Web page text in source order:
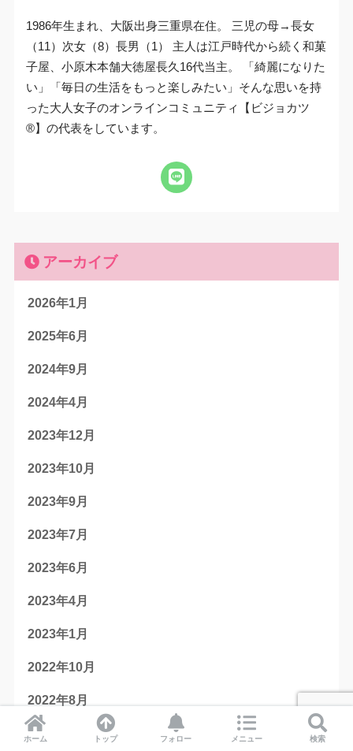
1986年生まれ、大阪出身三重県在住。 三児の母→長女
（11）次女（8）長男（1） 主人は江戸時代から続く和菓
子屋、小原木本舗大徳屋長久16代当主。 「綺麗になりた
い」「毎日の生活をもっと楽しみたい」そんな思いを持
った大人女子のオンラインコミュニティ【ビジョカツ
®︎】の代表をしています。
アーカイブ
2026年1月
2025年6月
2024年9月
2024年4月
2023年12月
2023年10月
2023年9月
2023年7月
2023年6月
2023年4月
2023年1月
2022年10月
2022年8月
2022年7月
ホーム トップ フォロー メニュー 検索